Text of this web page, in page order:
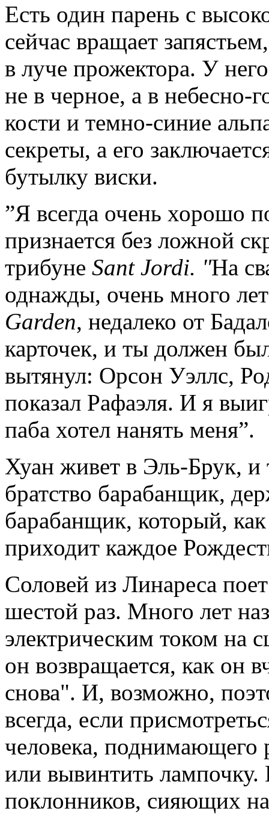
Есть один парень с
сейчас вращает
в луче прожектора. У
не в черное, а в небесно-
кости и темно-синие
секреты, а его
бутылку виски.
”Я всегда очень хорошо
признается без ложной
трибуне Sant Jordi. "На
однажды, очень много
Garden, недалеко от
карточек, и ты должен
вытянул: Орсон Уэллс,
показал Рафаэля. И я
паба хотел нанять меня”.
Хуан живет в Эль-Брук, и
братство барабанщик,
барабанщик, который,
приходит каждое
Соловей из Линареса
шестой раз. Много лет
электрическим током на
он возвращается, как он
снова". И, возможно,
всегда, если
человека, поднимающего
или вывинтить
поклонников, сияющих